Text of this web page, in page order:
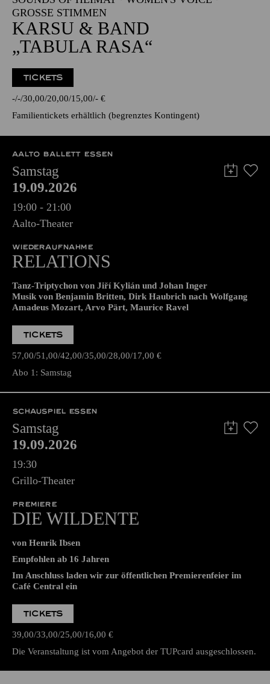
GROSSE STIMMEN
KARSU & BAND
„TABULA RASA“
TICKETS
- - 30,00 20,00 15,00 - €
Familientickets erhältlich (begrenztes Kontingent)
AALTO BALLETT ESSEN
Samstag
19.09.2026
19:00 - 21:00
Aalto-Theater
WIEDERAUFNAHME
RELATIONS
Tanz-Triptychon von Jiří Kylián und Johan Inger
Musik von Benjamin Britten, Dirk Haubrich nach Wolfgang
Amadeus Mozart, Arvo Pärt, Maurice Ravel
TICKETS
57,00 51,00 42,00 35,00 28,00 17,00 €
Abo 1: Samstag
SCHAUSPIEL ESSEN
Samstag
19.09.2026
19:30
Grillo-Theater
PREMIERE
DIE WILDENTE
von Henrik Ibsen
Empfohlen ab 16 Jahren
Im Anschluss laden wir zur öffentlichen Premierenfeier im
Café Central ein
TICKETS
39,00 33,00 25,00 16,00 €
Die Veranstaltung ist vom Angebot der TUPcard ausgeschlossen.